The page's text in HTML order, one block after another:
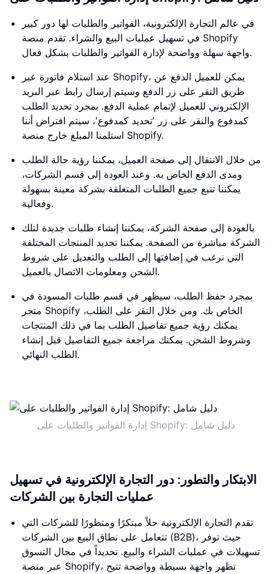
في عالم التجارة الإلكترونية، الفواتير والطلبات لها دور كبير
في تسهيل عمليات البيع والشراء. تقدم منصة Shopify
واجهة سهلة وواضحة لإدارة الفواتير والطلبات بشكل فعال.
عند استلام فاتورة عبر Shopify، يمكن للعميل الدفع عن
طريق النقر على زر الدفع وسيتم إرسال رابط عبر البريد
الإلكتروني للعميل لإتمام عملية الدفع. بمجرد تحديد الطلب
كمدفوع والنقر على زر 'تحديد كمدفوع'، سيتم افتراض أننا
استلمنا المبلغ خارج منصة Shopify.
من خلال الانتقال إلى صفحة العميل، يمكننا رؤية حالة الطلب
ومدى الدفع الخاص به. وعند العودة إلى قسم الشركات،
يمكننا تتبع جميع الطلبات المتعلقة بشركة معينة بسهولة
وفعالية.
بالعودة إلى صفحة الشركة، يمكننا إنشاء طلبات جديدة لتلك
الشركة مباشرة من الصفحة. يمكننا تحديد المنتجات المختلفة
التي نرغب في إضافتها إلى الطلب والتعديل على شروط
الشحن ومعلومات الاتصال بالعميل.
بمجرد حفظ الطلب، سيظهر في قسم طلبات المسودة في
متجر Shopify الخاص بك. ومن خلال النقر على الطلب،
يمكنك رؤية جميع تفاصيل الطلب بما في ذلك المنتجات
وشروط الشحن. يمكنك مراجعة جميع التفاصيل قبل إنشاء
الطلب النهائي.
إدارة الفواتير والطلبات على Shopify: دليل شامل
الابتكار والتطور: دور التجارة الإلكترونية في تسهيل
عمليات التجارة بين الشركات
تقدم التجارة الإلكترونية حلاً مبتكرًا ومتطورًا للشركات التي
تتعامل على نطاق البيع بين الشركات (B2B)، حيث توفر
تسهيلات في عمليات الشراء والبيع. تحديداً في مجال التسوق
عبر منصة Shopify، تظهر واجهة بسيطة وواضحة تتيح